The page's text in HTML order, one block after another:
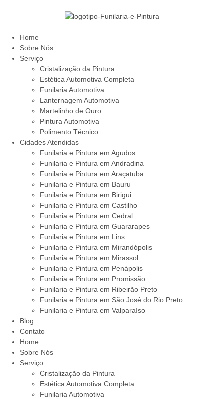
Home
Sobre Nós
Serviço
Cristalização da Pintura
Estética Automotiva Completa
Funilaria Automotiva
Lanternagem Automotiva
Martelinho de Ouro
Pintura Automotiva
Polimento Técnico
Cidades Atendidas
Funilaria e Pintura em Agudos
Funilaria e Pintura em Andradina
Funilaria e Pintura em Araçatuba
Funilaria e Pintura em Bauru
Funilaria e Pintura em Birigui
Funilaria e Pintura em Castilho
Funilaria e Pintura em Cedral
Funilaria e Pintura em Guararapes
Funilaria e Pintura em Lins
Funilaria e Pintura em Mirandópolis
Funilaria e Pintura em Mirassol
Funilaria e Pintura em Penápolis
Funilaria e Pintura em Promissão
Funilaria e Pintura em Ribeirão Preto
Funilaria e Pintura em São José do Rio Preto
Funilaria e Pintura em Valparaíso
Blog
Contato
Home
Sobre Nós
Serviço
Cristalização da Pintura
Estética Automotiva Completa
Funilaria Automotiva